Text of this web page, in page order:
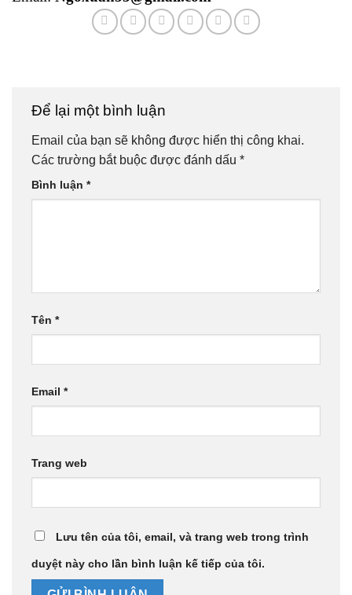
Để lại một bình luận
Email của bạn sẽ không được hiển thị công khai.
Các trường bắt buộc được đánh dấu *
Bình luận *
Tên *
Email *
Trang web
Lưu tên của tôi, email, và trang web trong trình
duyệt này cho lần bình luận kế tiếp của tôi.